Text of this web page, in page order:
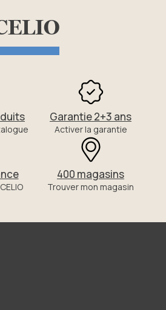
Garantie 2+3 ans
Activer la garantie
400 magasins
Trouver mon magasin